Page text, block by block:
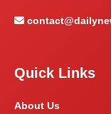
Quick Links
About Us